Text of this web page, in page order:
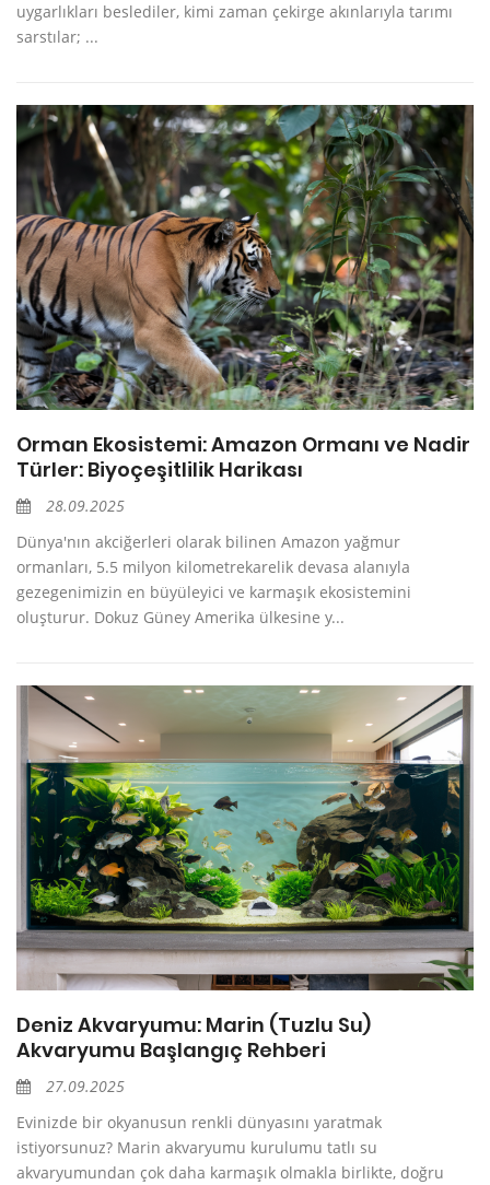
uygarlıkları beslediler, kimi zaman çekirge akınlarıyla tarımı
sarstılar; ...
Orman Ekosistemi: Amazon Ormanı ve Nadir
Türler: Biyoçeşitlilik Harikası
28.09.2025
Dünya'nın akciğerleri olarak bilinen Amazon yağmur
ormanları, 5.5 milyon kilometrekarelik devasa alanıyla
gezegenimizin en büyüleyici ve karmaşık ekosistemini
oluşturur. Dokuz Güney Amerika ülkesine y...
Deniz Akvaryumu: Marin (Tuzlu Su)
Akvaryumu Başlangıç Rehberi
27.09.2025
Evinizde bir okyanusun renkli dünyasını yaratmak
istiyorsunuz? Marin akvaryumu kurulumu tatlı su
akvaryumundan çok daha karmaşık olmakla birlikte, doğru